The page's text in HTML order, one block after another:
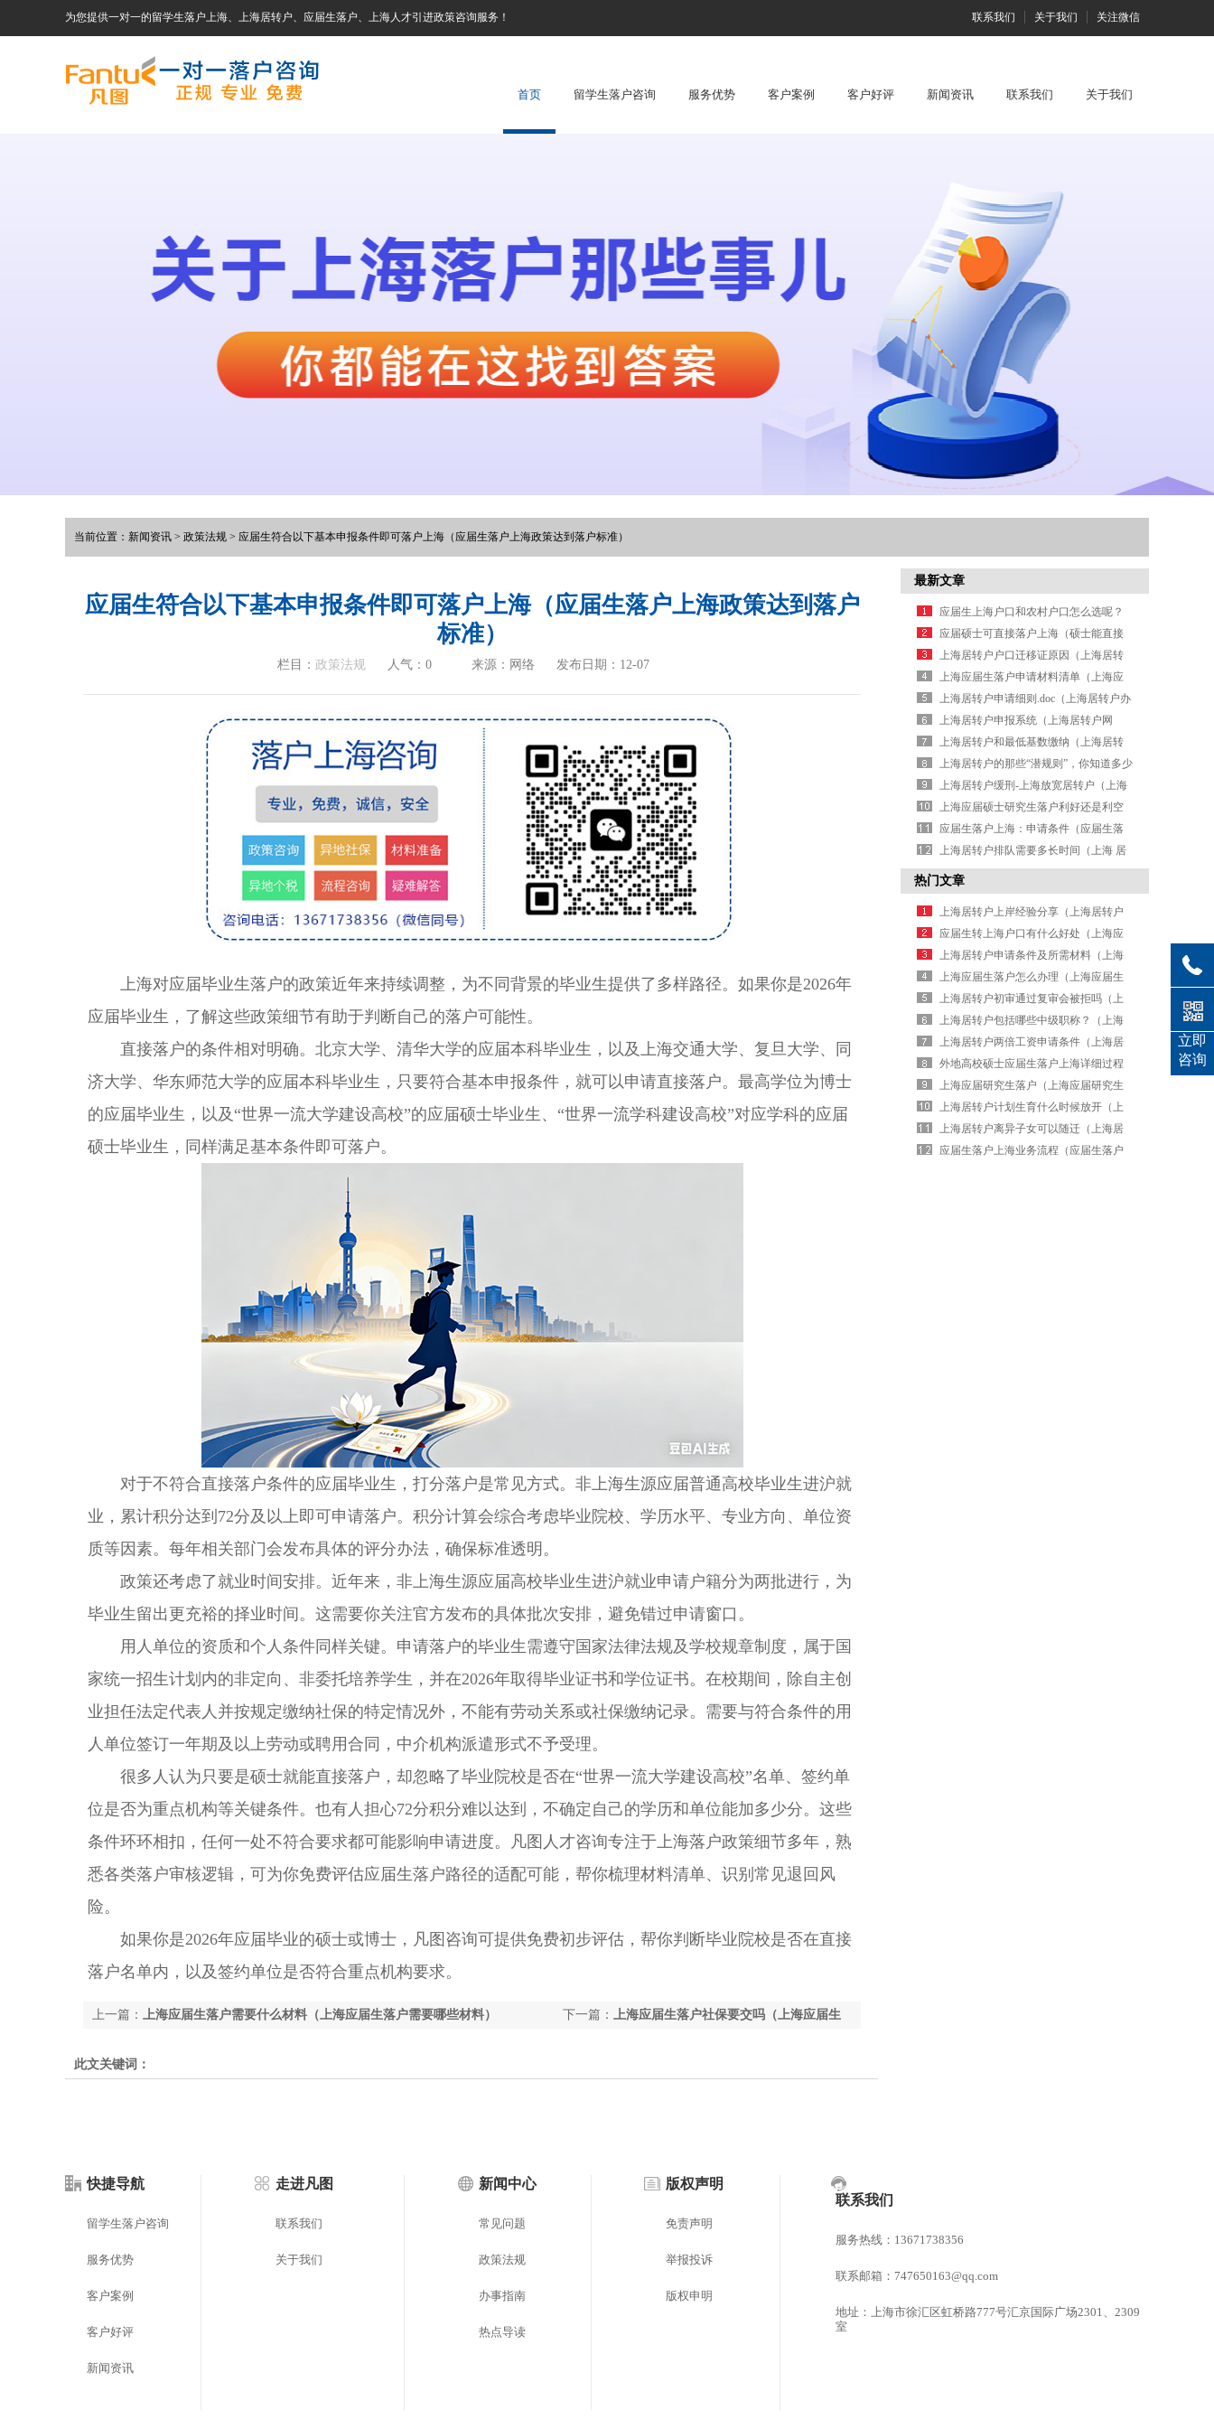
为您提供一对一的留学生落户上海、上海居转户、应届生落户、上海人才引进政策咨询服务！ 联系我们 关于我们 关注微信
首页 留学生落户咨询 服务优势 客户案例 客户好评 新闻资讯 联系我们 关于我们
当前位置： 新闻资讯 > 政策法规 > 应届生符合以下基本申报条件即可落户上海（应届生落户上海政策达到落户标准）
应届生符合以下基本申报条件即可落户上海（应届生落户上海政策达到落户
标准）
栏目： 政策法规 人气： 0 来源：网络 发布日期：12-07
上海对应届毕业生落户的政策近年来持续调整，为不同背景的毕业生提供了多样路径。如果你是2026年
应届毕业生，了解这些政策细节有助于判断自己的落户可能性。
直接落户的条件相对明确。北京大学、清华大学的应届本科毕业生，以及上海交通大学、复旦大学、同
济大学、华东师范大学的应届本科毕业生，只要符合基本申报条件，就可以申请直接落户。最高学位为博士
的应届毕业生，以及“世界一流大学建设高校”的应届硕士毕业生、“世界一流学科建设高校”对应学科的应届
硕士毕业生，同样满足基本条件即可落户。
对于不符合直接落户条件的应届毕业生，打分落户是常见方式。非上海生源应届普通高校毕业生进沪就
业，累计积分达到72分及以上即可申请落户。积分计算会综合考虑毕业院校、学历水平、专业方向、单位资
质等因素。每年相关部门会发布具体的评分办法，确保标准透明。
政策还考虑了就业时间安排。近年来，非上海生源应届高校毕业生进沪就业申请户籍分为两批进行，为
毕业生留出更充裕的择业时间。这需要你关注官方发布的具体批次安排，避免错过申请窗口。
用人单位的资质和个人条件同样关键。申请落户的毕业生需遵守国家法律法规及学校规章制度，属于国
家统一招生计划内的非定向、非委托培养学生，并在2026年取得毕业证书和学位证书。在校期间，除自主创
业担任法定代表人并按规定缴纳社保的特定情况外，不能有劳动关系或社保缴纳记录。需要与符合条件的用
人单位签订一年期及以上劳动或聘用合同，中介机构派遣形式不予受理。
很多人认为只要是硕士就能直接落户，却忽略了毕业院校是否在“世界一流大学建设高校”名单、签约单
位是否为重点机构等关键条件。也有人担心72分积分难以达到，不确定自己的学历和单位能加多少分。这些
条件环环相扣，任何一处不符合要求都可能影响申请进度。凡图人才咨询专注于上海落户政策细节多年，熟
悉各类落户审核逻辑，可为你免费评估应届生落户路径的适配可能，帮你梳理材料清单、识别常见退回风
险。
如果你是2026年应届毕业的硕士或博士，凡图咨询可提供免费初步评估，帮你判断毕业院校是否在直接
落户名单内，以及签约单位是否符合重点机构要求。
下一篇： 上海应届生落户社保要交吗（上海应届生
上一篇： 上海应届生落户需要什么材料（上海应届生落户需要哪些材料）
此文关键词：
最新文章
应届生上海户口和农村户口怎么选呢？
（上海户口和农村户口哪个好）
应届硕士可直接落户上海（硕士能直接
落户上海）
上海居转户户口迁移证原因（上海居转
户迁移证过期了可以重新开吗）
上海应届生落户申请材料清单（上海应
届生落户审批流程）
上海居转户申请细则.doc（上海居转户办
理流程 知乎）
上海居转户申报系统（上海居转户网
站）
上海居转户和最低基数缴纳（上海居转
户最低社保标准）
上海居转户的那些“潜规则”，你知道多少
上海居转户缓刑-上海放宽居转户（上海
居转户缩短至五年条件）
上海应届硕士研究生落户利好还是利空
（上海硕士研究生毕业落户）
应届生落户上海：申请条件（应届生落
户上海需要什么材料）
上海居转户排队需要多长时间（上海 居
转户排队 要多长时间）
热门文章
上海居转户上岸经验分享（上海居转户
是不是很难）
应届生转上海户口有什么好处（上海应
届生落户换工作）
上海居转户申请条件及所需材料（上海
居转户申请条件）
上海应届生落户怎么办理（上海应届生
落户基本条件）
上海居转户初审通过复审会被拒吗（上
海居转户复审过了还有问题吗）
上海居转户包括哪些中级职称？（上海
居转户哪些中级职称认可）
上海居转户两倍工资申请条件（上海居
转户政策2026年两倍社保）
外地高校硕士应届生落户上海详细过程
（外地硕士落户上海户口政策）
上海应届研究生落户（上海应届研究生
落户流程）
上海居转户计划生育什么时候放开（上
海转户口计生证明怎么开）
上海居转户离异子女可以随迁（上海居
转户 子女随调）
应届生落户上海业务流程（应届生落户
快捷导航
留学生落户咨询
服务优势
客户案例
客户好评
新闻资讯
走进凡图
联系我们
关于我们
新闻中心
常见问题
政策法规
办事指南
热点导读
版权声明
免责声明
举报投诉
版权申明
联系我们
服务热线：13671738356
联系邮箱：747650163@qq.com
地址：上海市徐汇区虹桥路777号汇京国际广场2301、2309
室
立即
咨询